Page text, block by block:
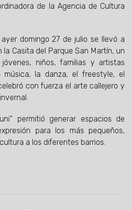
de la Agencia de Cultura
domingo 27 de julio se llevó a
la Casita del Parque San Martín, un
niños, familias y artistas
la danza, el freestyle, el
con fuerza el arte callejero y
permitió generar espacios de
para los más pequeños,
a los diferentes barrios.